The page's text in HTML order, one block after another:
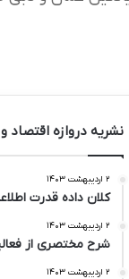
نشریه دروازه اقتصاد و
۲ اردیبهشت ۱۴۰۳
کلان داده قدرت
۲ اردیبهشت ۱۴۰۳
شرح مختصری از
۲ اردیبهشت ۱۴۰۳